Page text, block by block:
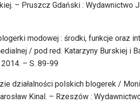
– Pruszcz Gdański : Wydawnictwo
modowej : środki, funkcje oraz
/ pod red. Katarzyny Burskiej i
– S. 89-99
działalności polskich blogerek /
Kinal. – Rzeszów :